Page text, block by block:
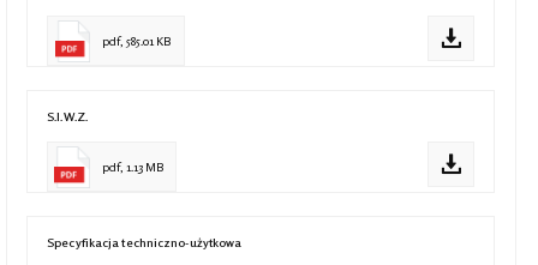
pdf, 585.01 KB
S.I.W.Z.
pdf, 1.13 MB
Specyfikacja techniczno-użytkowa